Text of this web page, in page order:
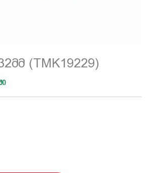
(TMK19229)
quantity